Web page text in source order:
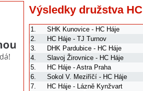
Výsledky družstva
1.
SHK Kunovice - HC Háje
2.
HC Háje - TJ Turnov
3.
DHK Pardubice - HC Háje
4.
Slavoj Žirovnice - HC Háje
5.
HC Háje - Astra Praha
6.
Sokol V. Meziříčí - HC Háje
7.
HC Háje - Lázně Kynžvart